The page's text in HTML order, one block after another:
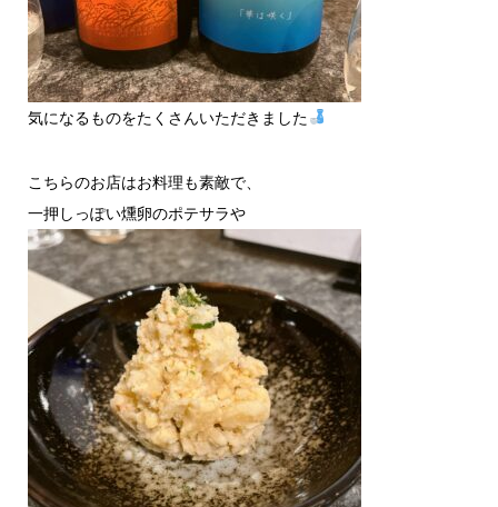
気になるものをたくさんいただきました
こちらのお店はお料理も素敵で、
一押しっぽい燻卵のポテサラや